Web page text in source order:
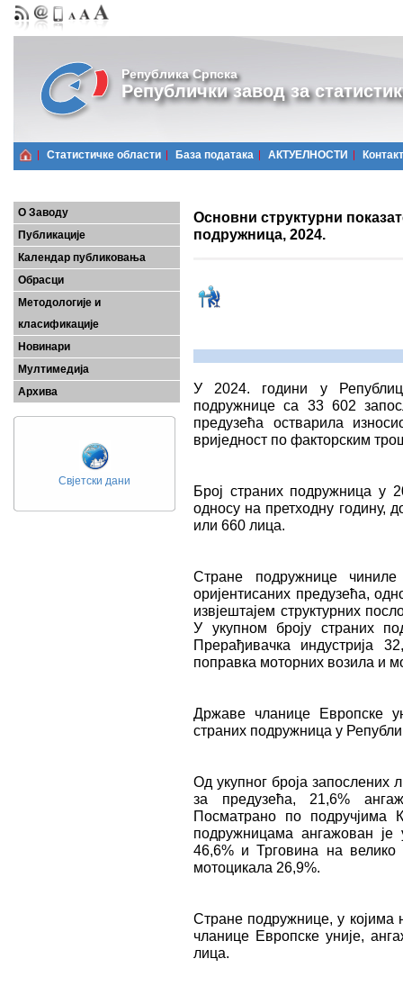
Република Српска
Републички завод за
Статистичке области Базa података АКТУЕЛНОСТИ Контакт
О Заводу
Публикације
Календар публиковања
Обрасци
Методологије и
класификације
Новинари
Мултимедија
Архива
Свјетски дани
Основни структурни
подружница, 2024.
У 2024. години у
подружнице са 33 602
предузећа остварила
вриједност по факторским
Број страних подружница у
односу на претходну годину,
или 660 лица.
Странe подружницe
оријентисаних предузећа,
извјештајем структурних
У укупном броју страних
Прерађивачка индустрија
поправка моторних возила и
Државе чланице Европске
страних подружница у
Од укупног броја
за предузећа, 21,6%
Посматрано по подручјима
подружницама ангажован је
46,6% и Трговина на
мотоцикала 26,9%.
Стране подружнице, у којима
чланице Европске уније,
лица.